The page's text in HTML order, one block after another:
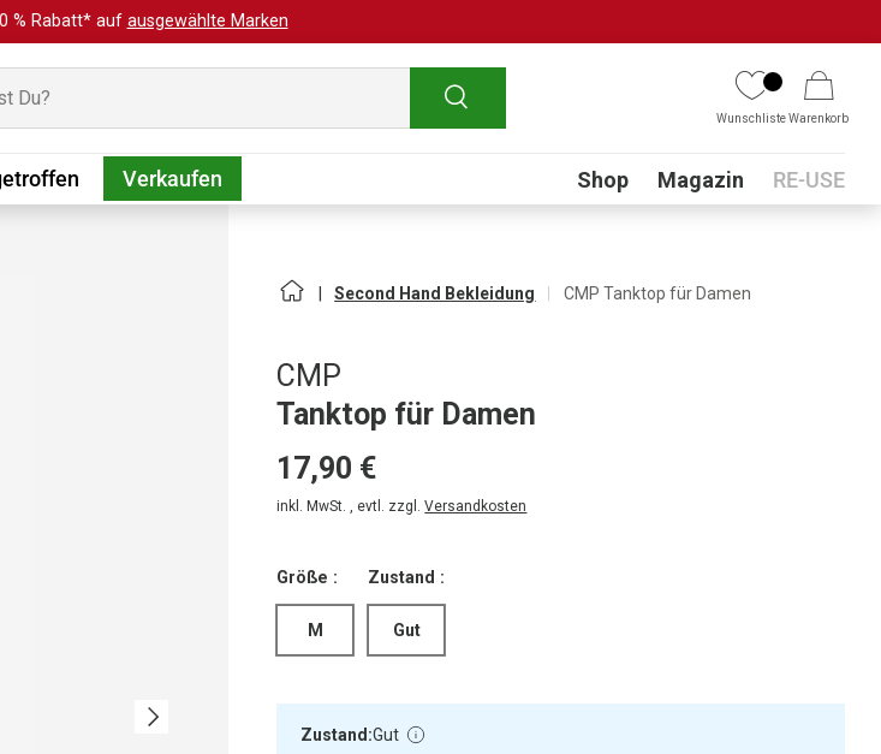
% Rabatt* auf ausgewählte Marken
Suchen
WunschlisteWarenkorb
Verkaufen Submenu
Shop Magazin RE-USE
Nächste
Second Hand Bekleidung CMP Tanktop für Damen
CMP
Tanktop für Damen
17,90 €
inkl. MwSt. , evtl. zzgl.Versandkosten
Größe :
M
Zustand :
Gut
Zustand:Gut